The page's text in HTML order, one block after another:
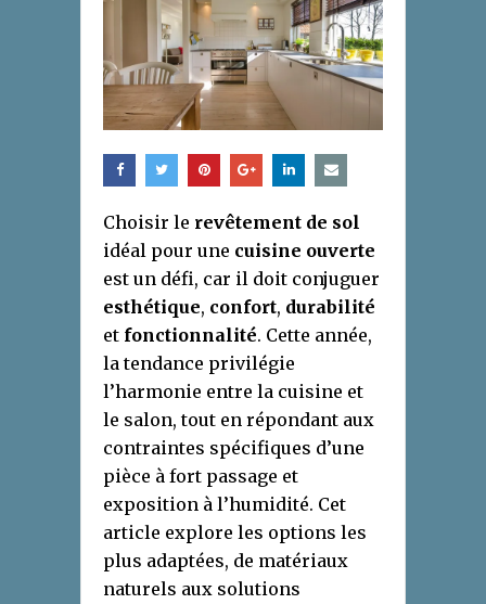
Choisir le revêtement de sol
idéal pour une cuisine ouverte
est un défi, car il doit conjuguer
esthétique, confort, durabilité
et fonctionnalité. Cette année,
la tendance privilégie
l’harmonie entre la cuisine et
le salon, tout en répondant aux
contraintes spécifiques d’une
pièce à fort passage et
exposition à l’humidité. Cet
article explore les options les
plus adaptées, de matériaux
naturels aux solutions